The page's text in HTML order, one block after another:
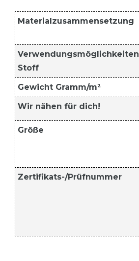
Materialzusammensetzung
Verwendungsmöglichkeiten
Stoff
Gewicht Gramm/m²
Wir nähen für dich!
Größe
Zertifikats-/Prüfnummer